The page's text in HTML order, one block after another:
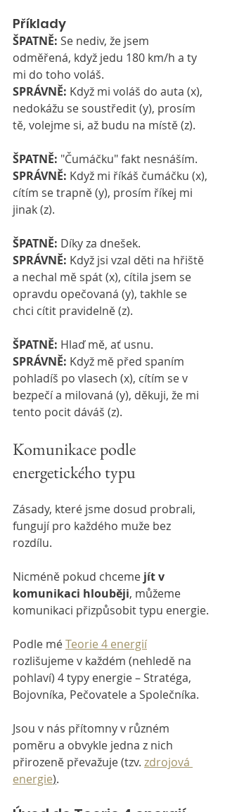
Příklady
ŠPATNĚ: Se nediv, že jsem
odměřená, když jedu 180 km/h a ty
mi do toho voláš.
SPRÁVNĚ: Když mi voláš do auta (x),
nedokážu se soustředit (y), prosím
tě, volejme si, až budu na místě (z).
ŠPATNĚ: "Čumáčku" fakt nesnáším.
SPRÁVNĚ: Když mi říkáš čumáčku (x),
cítím se trapně (y), prosím říkej mi
jinak (z).
ŠPATNĚ: Díky za dnešek.
SPRÁVNĚ: Když jsi vzal děti na hřiště
a nechal mě spát (x), cítila jsem se
opravdu opečovaná (y), takhle se
chci cítit pravidelně (z).
ŠPATNĚ: Hlaď mě, ať usnu.
SPRÁVNĚ: Když mě před spaním
pohladíš po vlasech (x), cítím se v
bezpečí a milovaná (y), děkuji, že mi
tento pocit dáváš (z).
Komunikace podle
energetického typu
Zásady, které jsme dosud probrali,
fungují pro každého muže bez
rozdílu.
Nicméně pokud chceme jít v
komunikaci hlouběji, můžeme
komunikaci přizpůsobit typu energie.
Podle mé Teorie 4 energií
rozlišujeme v každém (nehledě na
pohlaví) 4 typy energie – Stratéga,
Bojovníka, Pečovatele a Společníka.
Jsou v nás přítomny v různém
poměru a obvykle jedna z nich
přirozeně převažuje (tzv. zdrojová
energie).